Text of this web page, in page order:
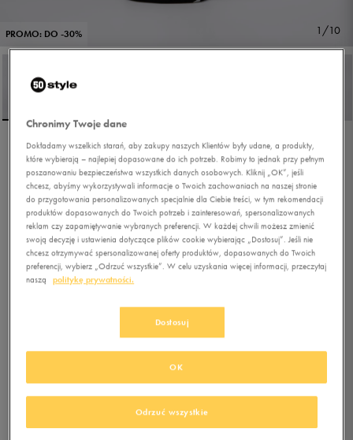
PROMO: DO -30% 1/10
CHAMPION SKARPETY 3PK
CREW SOCKS
5.0 6 )
49,99zł-30%(cena początkowa)
39,99zł-13%(najniższa cena z 30 dni przed obniżką)
34,99zł z Vat
Chronimy Twoje dane
Dokładamy wszelkich starań, aby zakupy naszych Klientów były udane, a produkty,
które wybierają – najlepiej dopasowane do ich potrzeb. Robimy to jednak przy pełnym
poszanowaniu bezpieczeństwa wszystkich danych osobowych. Kliknij „OK”, jeśli
chcesz, abyśmy wykorzystywali informacje o Twoich zachowaniach na naszej stronie
do przygotowania personalizowanych specjalnie dla Ciebie treści, w tym rekomendacji
produktów dopasowanych do Twoich potrzeb i zainteresowań, spersonalizowanych
reklam czy zapamiętywanie wybranych preferencji. W każdej chwili możesz zmienić
swoją decyzję i ustawienia dotyczące plików cookie wybierając „Dostosuj”. Jeśli nie
chcesz otrzymywać spersonalizowanej oferty produktów, dopasowanych do Twoich
preferencji, wybierz „Odrzuć wszystkie”. W celu uzyskania więcej informacji, przeczytaj
naszą
politykę prywatności.
Dostosuj
Odrzuć wszystkie
OK